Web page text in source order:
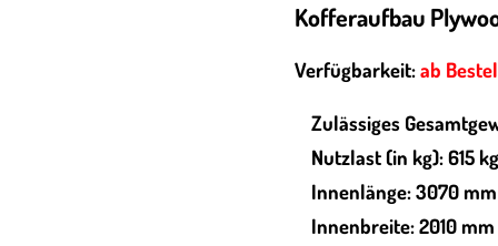
Kofferaufbau
Verfügbarkeit:ab
Zulässiges
Nutzlast (in kg): 615 kg
Innenlänge: 3070 mm
Innenbreite: 2010 mm